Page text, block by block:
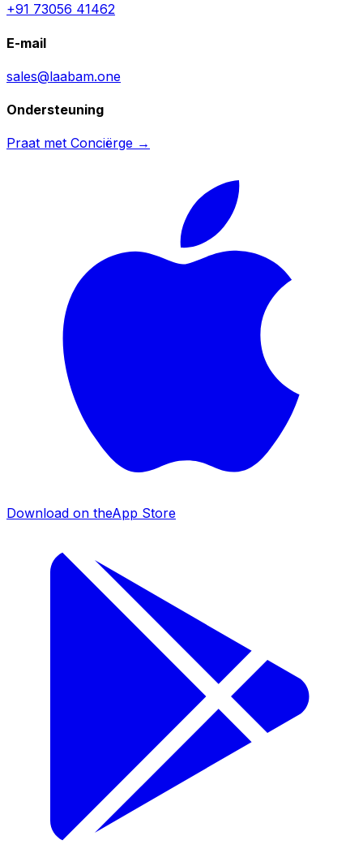
+91 73056 41462
E-mail
sales@laabam.one
Ondersteuning
Praat met Conciërge →
Download on theApp Store